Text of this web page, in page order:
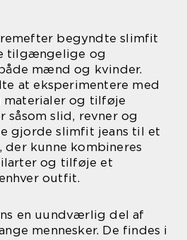
begyndte slimfit
tilgængelige og
mænd og kvinder.
at eksperimentere med
og tilføje
såsom slid, revner og
gjorde slimfit jeans til et
kunne kombineres
og tilføje et
outfit.
en uundværlig del af
mennesker. De findes i